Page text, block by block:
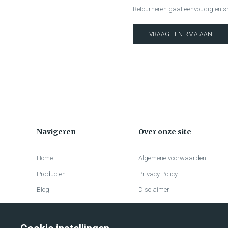
Retourneren gaat eenvoudig en
VRAAG EEN RMA AAN
Navigeren
Home
Producten
Blog
Over onze site
Algemene voorwaarden
Privacy Policy
Disclaimer